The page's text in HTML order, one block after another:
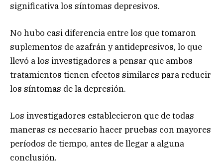
significativa los síntomas depresivos.
No hubo casi diferencia entre los que tomaron
suplementos de azafrán y antidepresivos, lo que
llevó a los investigadores a pensar que ambos
tratamientos tienen efectos similares para reducir
los síntomas de la depresión.
Los investigadores establecieron que de todas
maneras es necesario hacer pruebas con mayores
períodos de tiempo, antes de llegar a alguna
conclusión.